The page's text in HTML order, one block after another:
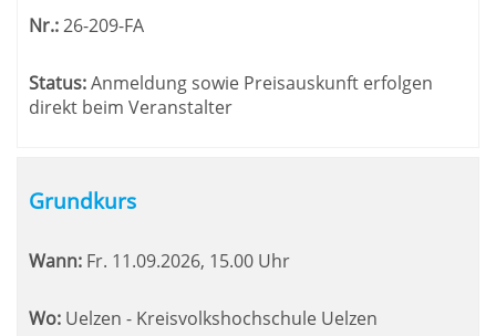
Nr.:26-209-FA
Status:Anmeldung sowie Preisauskunft erfolgen
direkt beim Veranstalter
Grundkurs
Wann: Fr. 11.09.2026, 15.00 Uhr
Wo: Uelzen - Kreisvolkshochschule Uelzen